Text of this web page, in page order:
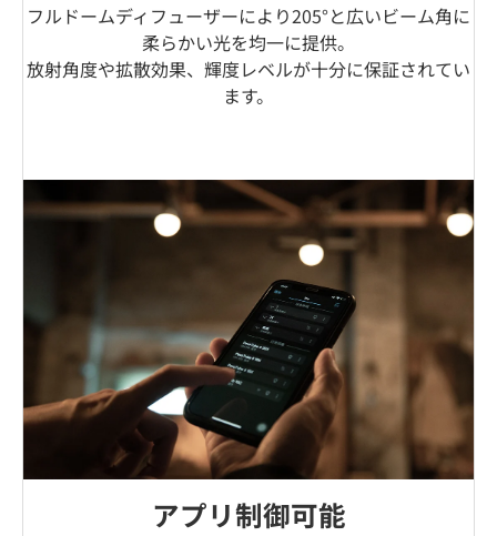
フルドームディフューザーにより205°と広いビーム角に
柔らかい光を均一に提供。
放射角度や拡散効果、輝度レベルが十分に保証されてい
ます。
アプリ制御可能